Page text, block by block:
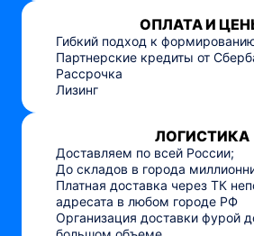
ОПЛАТА И
Гибкий подход к
Партнерские кредиты от
Рассрочка
Лизинг
ЛОГИСТИКА
Доставляем по всей России;
До складов в города
Платная доставка через ТК
адресата в любом городе РФ
Организация доставки фурой